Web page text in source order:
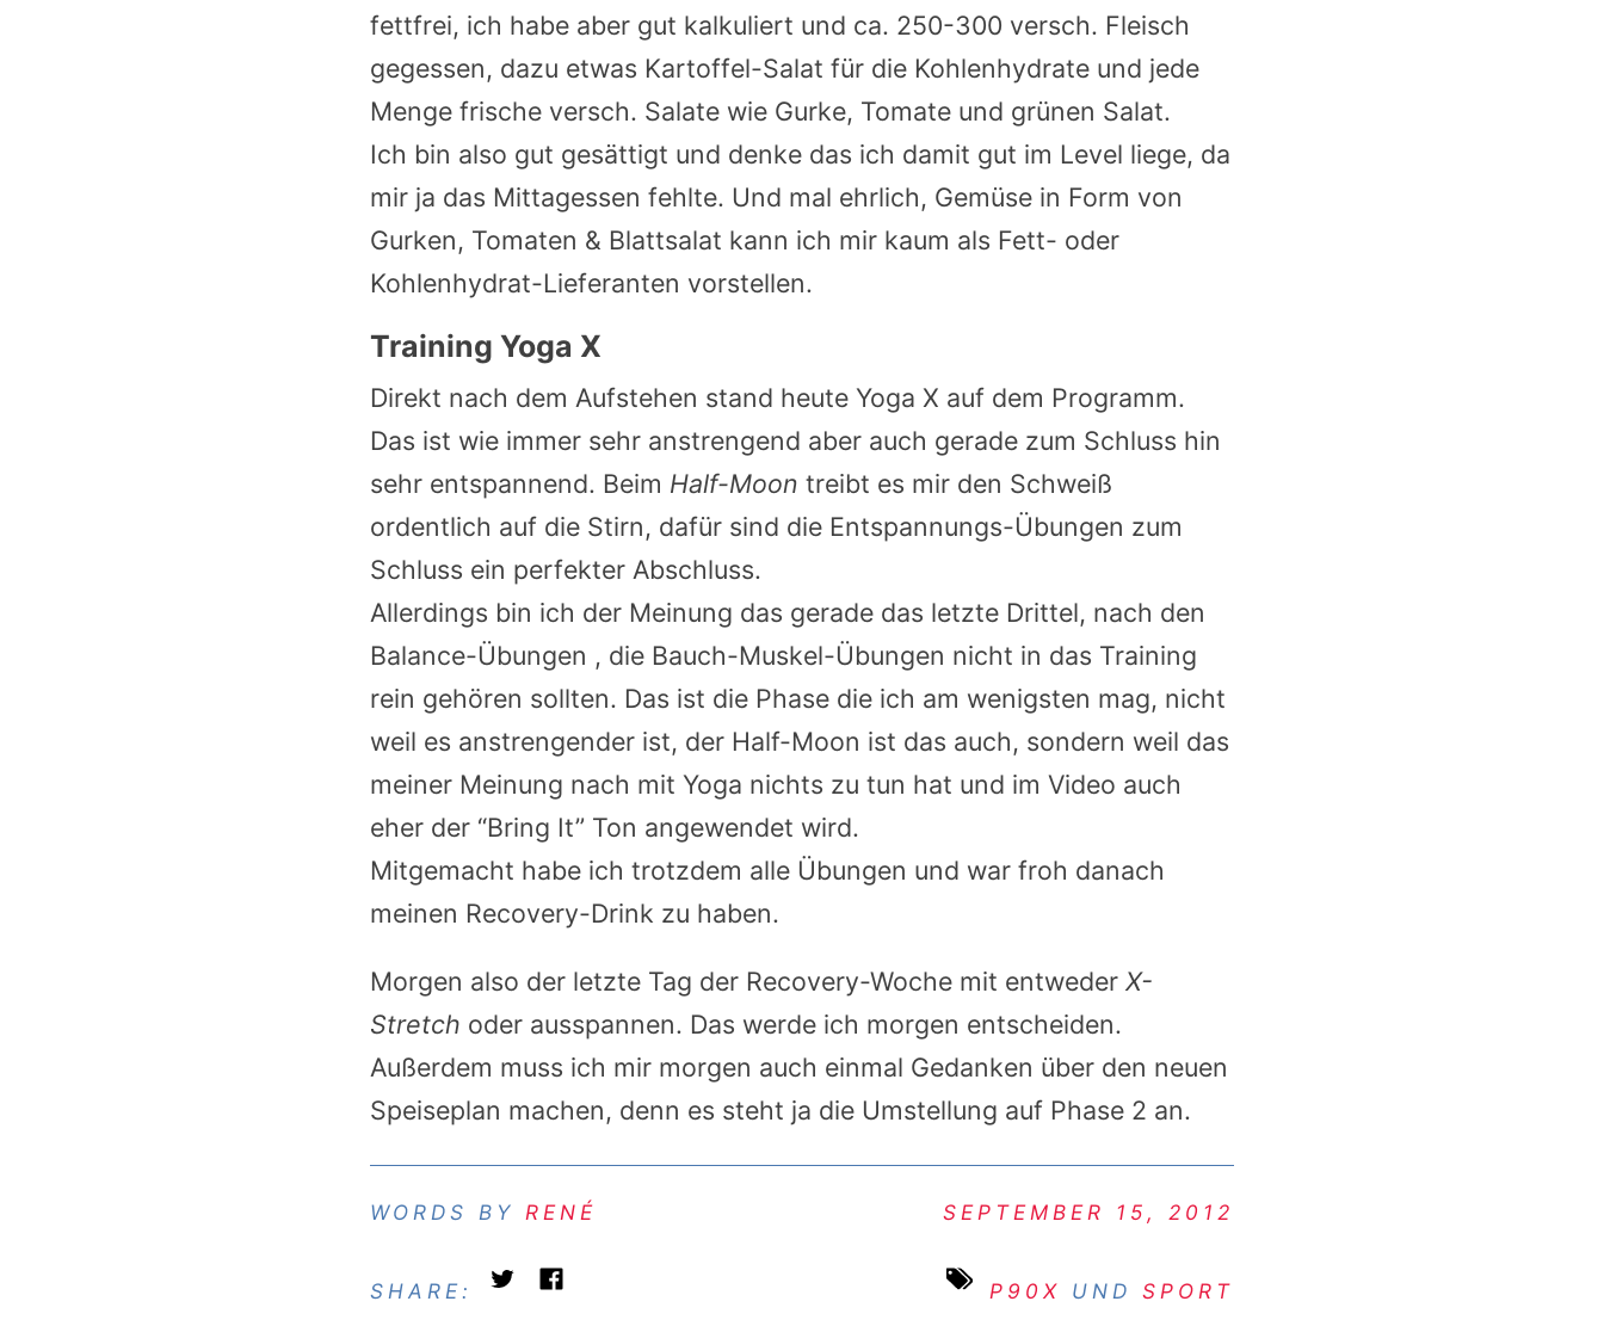
fettfrei, ich habe aber gut kalkuliert und ca. 250-300 versch. Fleisch
gegessen, dazu etwas Kartoffel-Salat für die Kohlenhydrate und jede
Menge frische versch. Salate wie Gurke, Tomate und grünen Salat.
Ich bin also gut gesättigt und denke das ich damit gut im Level liege, da
mir ja das Mittagessen fehlte. Und mal ehrlich, Gemüse in Form von
Gurken, Tomaten & Blattsalat kann ich mir kaum als Fett- oder
Kohlenhydrat-Lieferanten vorstellen.
Training Yoga X
Direkt nach dem Aufstehen stand heute Yoga X auf dem Programm.
Das ist wie immer sehr anstrengend aber auch gerade zum Schluss hin
sehr entspannend. Beim Half-Moon treibt es mir den Schweiß
ordentlich auf die Stirn, dafür sind die Entspannungs-Übungen zum
Schluss ein perfekter Abschluss.
Allerdings bin ich der Meinung das gerade das letzte Drittel, nach den
Balance-Übungen , die Bauch-Muskel-Übungen nicht in das Training
rein gehören sollten. Das ist die Phase die ich am wenigsten mag, nicht
weil es anstrengender ist, der Half-Moon ist das auch, sondern weil das
meiner Meinung nach mit Yoga nichts zu tun hat und im Video auch
eher der “Bring It” Ton angewendet wird.
Mitgemacht habe ich trotzdem alle Übungen und war froh danach
meinen Recovery-Drink zu haben.
Morgen also der letzte Tag der Recovery-Woche mit entweder X-
Stretch oder ausspannen. Das werde ich morgen entscheiden.
Außerdem muss ich mir morgen auch einmal Gedanken über den neuen
Speiseplan machen, denn es steht ja die Umstellung auf Phase 2 an.
RENÉ SEPTEMBER 15, 2012
SHARE: P90X UND SPORT